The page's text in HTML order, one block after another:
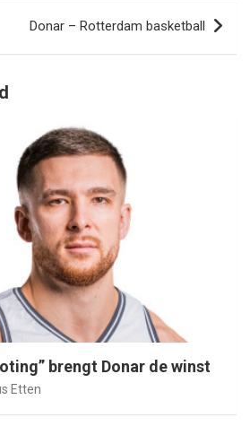
Donar – Rotterdam basketball
brengt Donar de winst
Etten